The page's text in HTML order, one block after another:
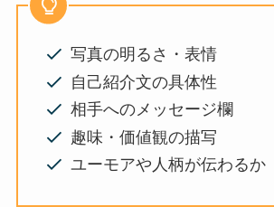
写真の明るさ・表情
自己紹介文の具体性
相手へのメッセージ欄
趣味・価値観の描写
ユーモアや人柄が伝わるか